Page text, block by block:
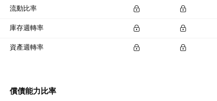
流動比率
庫存週轉率
資產週轉率
償債能力比率